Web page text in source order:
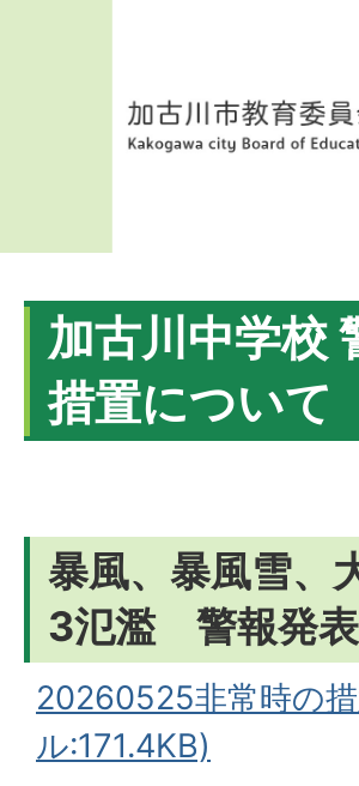
加古川中学校
措置について
暴風、暴風雪、
3氾濫 警報発
20260525非常時の
ル:171.4KB)